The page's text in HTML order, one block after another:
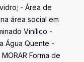
- Área de
área social em
Vinílico -
Água Quente -
Forma de